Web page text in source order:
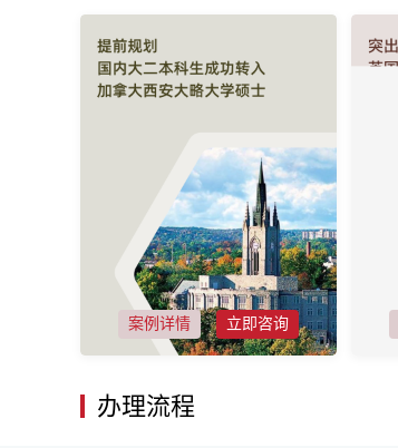
案例详情 立即咨询
办理流程